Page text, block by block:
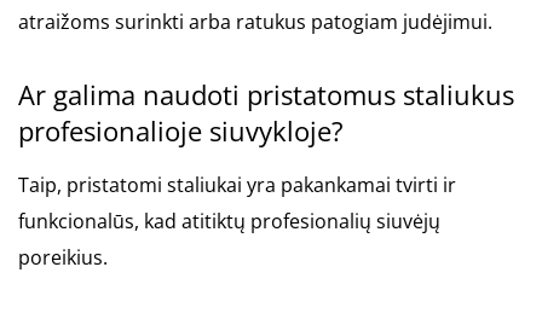
atraižoms surinkti arba ratukus patogiam judėjimui.
Ar galima naudoti pristatomus staliukus
profesionalioje siuvykloje?
Taip, pristatomi staliukai yra pakankamai tvirti ir
funkcionalūs, kad atitiktų profesionalių siuvėjų
poreikius.